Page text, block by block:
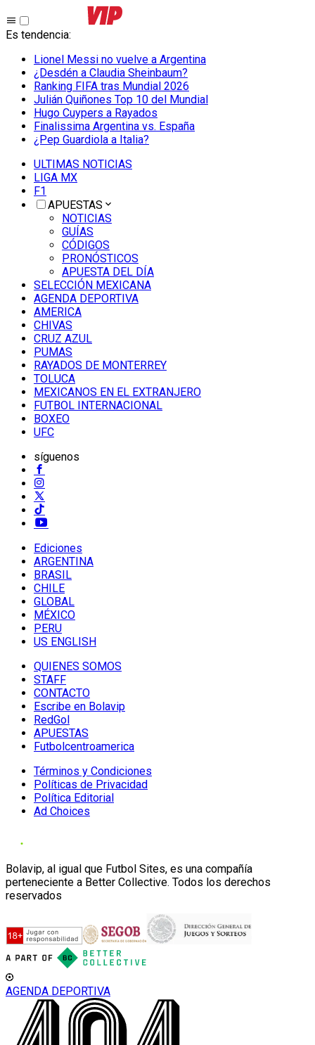
Es tendencia:
Lionel Messi no vuelve a Argentina
¿Desdén a Claudia Sheinbaum?
Ranking FIFA tras Mundial 2026
Julián Quiñones Top 10 del Mundial
Hugo Cuypers a Rayados
Finalissima Argentina vs. España
¿Pep Guardiola a Italia?
ULTIMAS NOTICIAS
LIGA MX
F1
APUESTAS
NOTICIAS
GUÍAS
CÓDIGOS
PRONÓSTICOS
APUESTA DEL DÍA
SELECCIÓN MEXICANA
AGENDA DEPORTIVA
AMERICA
CHIVAS
CRUZ AZUL
PUMAS
RAYADOS DE MONTERREY
TOLUCA
MEXICANOS EN EL EXTRANJERO
FUTBOL INTERNACIONAL
BOXEO
UFC
síguenos
Ediciones
ARGENTINA
BRASIL
CHILE
GLOBAL
MÉXICO
PERU
US ENGLISH
QUIENES SOMOS
STAFF
CONTACTO
Escribe en Bolavip
RedGol
APUESTAS
Futbolcentroamerica
Términos y Condiciones
Políticas de Privacidad
Política Editorial
Ad Choices
Bolavip, al igual que Futbol Sites, es una compañía
perteneciente a Better Collective. Todos los derechos
reservados
AGENDA DEPORTIVA